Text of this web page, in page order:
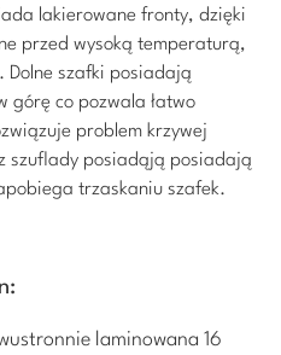
lakierowane fronty, dzięki
przed wysoką temperaturą,
szafki posiadają
górę co pozwala łatwo
problem krzywej
szuflady posiadąją posiadają
trzaskaniu szafek.
laminowana 16